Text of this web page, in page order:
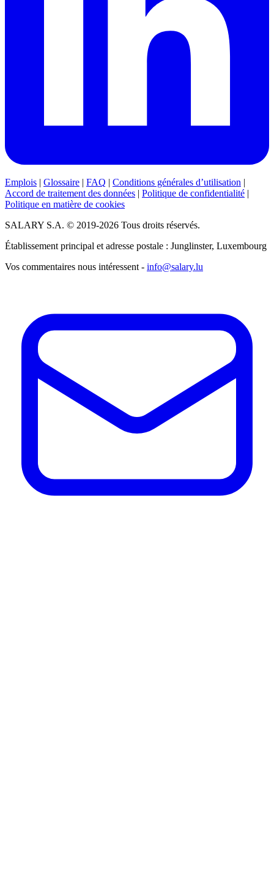
Emplois | Glossaire | FAQ | Conditions générales d’utilisation |
Accord de traitement des données | Politique de confidentialité |
Politique en matière de cookies
SALARY S.A. © 2019-2026 Tous droits réservés.
Établissement principal et adresse postale : Junglinster, Luxembourg
Vos commentaires nous intéressent - info@salary.lu